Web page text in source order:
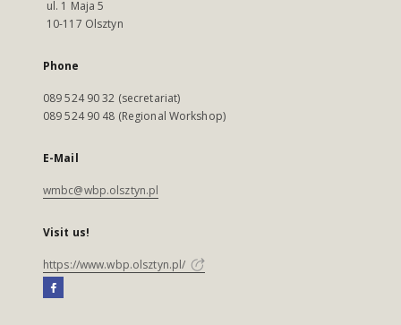
ul. 1 Maja 5
10-117 Olsztyn
Phone
089 524 90 32 (secretariat)
089 524 90 48 (Regional Workshop)
E-Mail
wmbc@wbp.olsztyn.pl
Visit us!
https://www.wbp.olsztyn.pl/